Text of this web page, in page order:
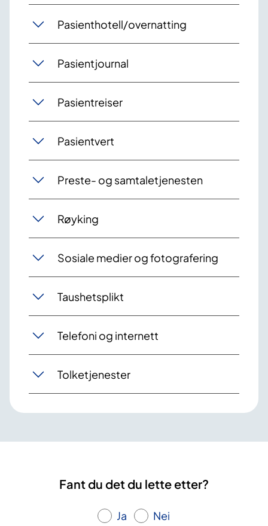
Pasienthotell/overnatting
Pasientjournal
Pasientreiser
Pasientvert
Preste- og samtaletjenesten
Røyking
Sosiale medier og fotografering
Taushetsplikt
Telefoni og internett
Tolketjenester
Fant du det du lette etter?
Ja Nei